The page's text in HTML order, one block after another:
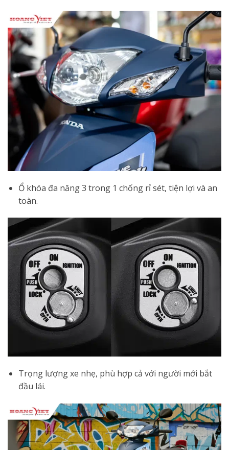
Ổ khóa đa năng 3 trong 1 chống rỉ sét, tiện lợi và an
toàn.
Trọng lượng xe nhẹ, phù hợp cả với người mới bắt
đầu lái.